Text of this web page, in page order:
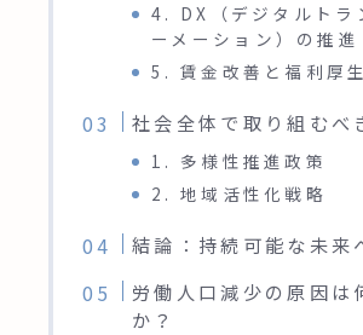
4. DX（デジタルトラ
ーメーション）の推進
5. 賃金改善と福利厚
社会全体で取り組むべ
1. 多様性推進政策
2. 地域活性化戦略
結論：持続可能な未来
労働人口減少の原因は
か？